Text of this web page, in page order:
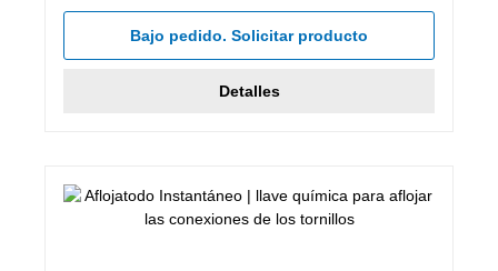
Bajo pedido. Solicitar producto
Detalles